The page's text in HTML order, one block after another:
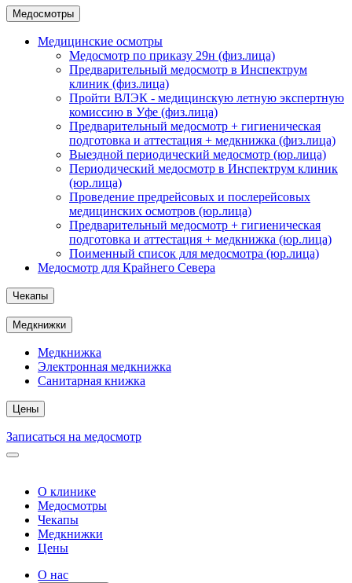
Медосмотры
Медицинские осмотры
Медосмотр по приказу 29н (физ.лица)
Предварительный медосмотр в Инспектрум
клиник (физ.лица)
Пройти ВЛЭК - медицинскую летную экспертную
комиссию в Уфе (физ.лица)
Предварительный медосмотр + гигиеническая
подготовка и аттестация + медкнижка (физ.лица)
Выездной периодический медосмотр (юр.лица)
Периодический медосмотр в Инспектрум клиник
(юр.лица)
Проведение предрейсовых и послерейсовых
медицинских осмотров (юр.лица)
Предварительный медосмотр + гигиеническая
подготовка и аттестация + медкнижка (юр.лица)
Поименный список для медосмотра (юр.лица)
Медосмотр для Крайнего Севера
Чекапы
Медкнижки
Медкнижка
Электронная медкнижка
Санитарная книжка
Цены
Записаться на медосмотр
О клинике
Медосмотры
Чекапы
Медкнижки
Цены
О нас